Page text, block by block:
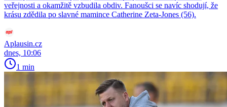
veřejnosti a okamžitě vzbudila obdiv. Fanoušci se navíc shodují, že
krásu zdědila po slavné mamince Catherine Zeta-Jones (56).
Aplausin.cz
dnes, 10:06
1 min